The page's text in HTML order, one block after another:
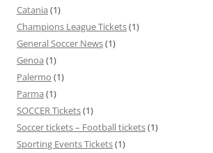
Catania (1)
Champions League Tickets(1)
General Soccer News(1)
Genoa (1)
Palermo (1)
Parma (1)
SOCCER Tickets(1)
Soccer tickets – Football tickets(1)
Sporting Events Tickets(1)